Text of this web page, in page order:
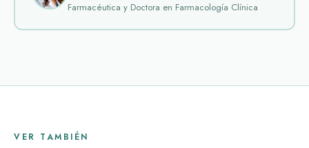
Farmacéutica y Doctora en Farmacología Clínica
VER TAMBIÉN